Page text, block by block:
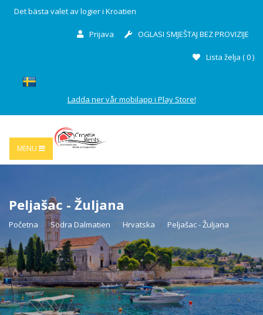
Det bästa valet av logier i Kroatien
Prijava OGLASI SMJEŠTAJ BEZ PROVIZIJE
Lista želja (0)
Ladda ner vår mobilapp i Play Store!
MENU
Peljašac - Žuljana
Početna Södra Dalmatien Hrvatska Peljašac - Žuljana